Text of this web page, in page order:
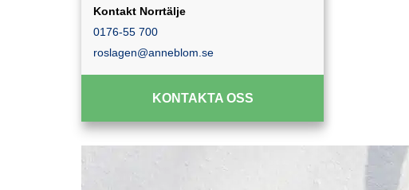
Kontakt Norrtälje
0176-55 700
roslagen@anneblom.se
KONTAKTA OSS